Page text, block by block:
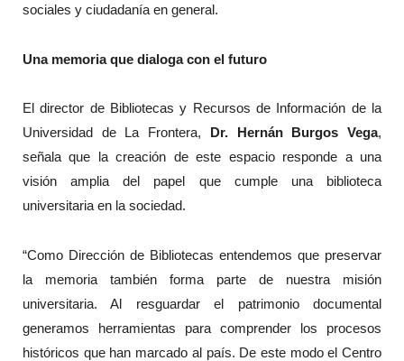
sociales y ciudadanía en general.
Una memoria que dialoga con el futuro
El director de Bibliotecas y Recursos de Información de la
Universidad de La Frontera, Dr. Hernán Burgos Vega,
señala que la creación de este espacio responde a una
visión amplia del papel que cumple una biblioteca
universitaria en la sociedad.
“Como Dirección de Bibliotecas entendemos que preservar
la memoria también forma parte de nuestra misión
universitaria. Al resguardar el patrimonio documental
generamos herramientas para comprender los procesos
históricos que han marcado al país. De este modo el Centro